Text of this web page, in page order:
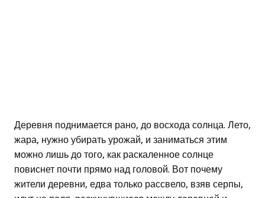
Деревня поднимается рано, до восхода солнца. Лето,
жара, нужно убирать урожай, и заниматься этим
можно лишь до того, как раскаленное солнце
повиснет почти прямо над головой. Вот почему
жители деревни, едва только рассвело, взяв серпы,